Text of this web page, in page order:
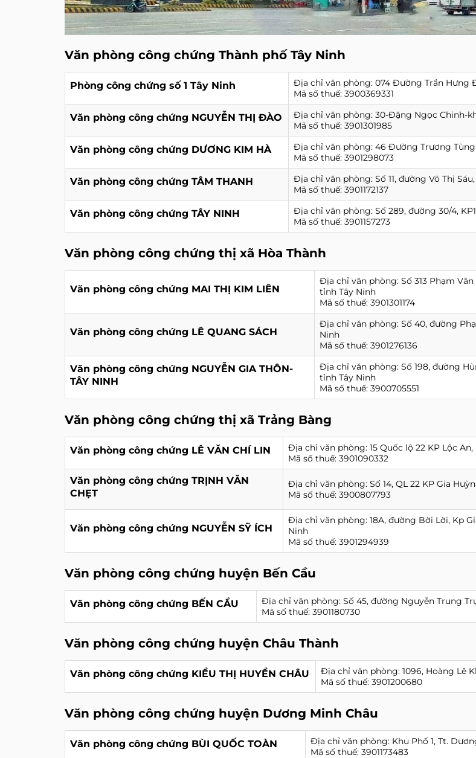
Văn phòng công chứng Thành phố Tây Ninh
Phòng công chứng số 1 Tây Ninh
Địa chỉ văn phòng: 074 Đường Trần Hưng
Mã số thuế: 3900369331
Văn phòng công chứng NGUYỄN THỊ ĐÀO
Địa chỉ văn phòng: 30-Đặng Ngọc Chinh-
Mã số thuế: 3901301985
Văn phòng công chứng DƯƠNG KIM HÀ
Địa chỉ văn phòng: 46 Đường Trương Tùng
Mã số thuế: 3901298073
Văn phòng công chứng TÂM THANH
Địa chỉ văn phòng: Số 11, đường Võ Thị
Mã số thuế: 3901172137
Văn phòng công chứng TÂY NINH
Địa chỉ văn phòng: Số 289, đường 30/4,
Mã số thuế: 3901157273
Văn phòng công chứng thị xã Hòa Thành
Văn phòng công chứng MAI THỊ KIM LIÊN
Địa chỉ văn phòng: Số 313 Phạm
tỉnh Tây Ninh
Mã số thuế: 3901301174
Văn phòng công chứng LÊ QUANG SÁCH
Địa chỉ văn phòng: Số 40, đường
Ninh
Mã số thuế: 3901276136
Văn phòng công chứng NGUYỄN GIA THÔN-
TÂY NINH
Địa chỉ văn phòng: Số 198, đường
tỉnh Tây Ninh
Mã số thuế: 3900705551
Văn phòng công chứng thị xã Trảng Bàng
Văn phòng công chứng LÊ VĂN CHÍ LIN
Địa chỉ văn phòng: 15 Quốc lộ 22 KP Lộc
Mã số thuế: 3901090332
Văn phòng công chứng TRỊNH VĂN
CHẸT
Địa chỉ văn phòng: Số 14, QL 22 KP Gia
Mã số thuế: 3900807793
Văn phòng công chứng NGUYỄN SỸ ÍCH
Địa chỉ văn phòng: 18A, đường Bời Lời, Kp
Ninh
Mã số thuế: 3901294939
Văn phòng công chứng huyện Bến Cầu
Văn phòng công chứng BẾN CẦU
Địa chỉ văn phòng: Số 45, đường Nguyễn Trung
Mã số thuế: 3901180730
Văn phòng công chứng huyện Châu Thành
Văn phòng công chứng KIỀU THỊ HUYỀN CHÂU
Địa chỉ văn phòng: 1096, Hoàng Lê
Mã số thuế: 3901200680
Văn phòng công chứng huyện Dương Minh Châu
Văn phòng công chứng BÙI QUỐC TOÀN
Địa chỉ văn phòng: Khu Phố 1, Tt.
Mã số thuế: 3901173483